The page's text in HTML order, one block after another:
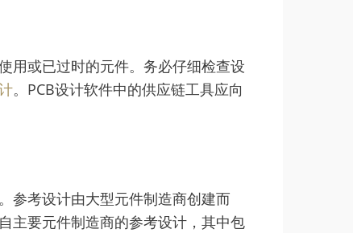
用或已过时的元件。务必仔细检查设
。PCB设计软件中的供应链工具应向
参考设计由大型元件制造商创建而
主要元件制造商的参考设计，其中包